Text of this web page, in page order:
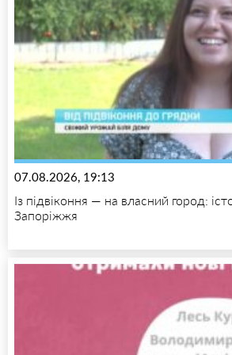
07.08.2026, 19:13
Із підвіконня — на власний город:
Запоріжжя